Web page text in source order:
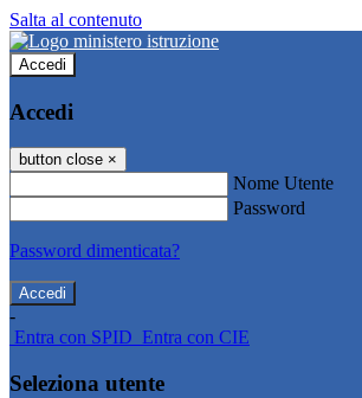
Salta al contenuto
Accedi
Accedi
button close ×
Nome Utente
Password
Password dimenticata?
-
Entra con SPID Entra con CIE
Seleziona utente